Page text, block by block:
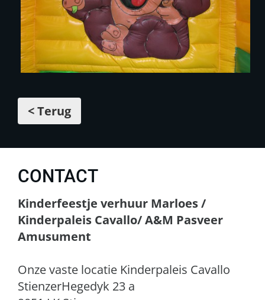
< Terug
CONTACT
Kinderfeestje verhuur Marloes /
Kinderpaleis Cavallo/ A&M Pasveer
Amusument
Onze vaste locatie Kinderpaleis Cavallo
StienzerHegedyk 23 a